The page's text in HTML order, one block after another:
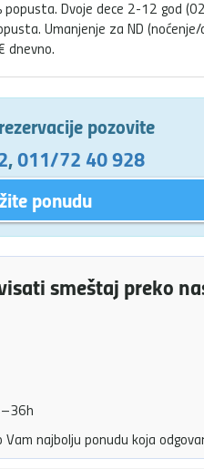
Dvoje dece 2-12 god
Umanjenje za ND
dnevno.
pozovite
,011/72 40 928
ponudu
smeštaj preko
najbolju ponudu koja